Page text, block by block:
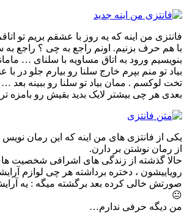
فانتزی من اینه که یه روز با عشقم بریم تو
با هم حرف بزنیم. اونم راجع به چی ؟ راجع
بنویسیم ورود به اتاق مساویه با سلنای …
بیاد تو منم بپرم خارج سلنا رو بیارم جلو در
تخت لوکسم . ممان بیاد تو سلنا رو ببینه
بعدی هر چی بیشتر لایک بدید بقیش رو بامزه
یکی از فانتزی های من اینه که این رمان
از رمان نوشتن بر دارن.
حالا گذشته از زندگی های اشرافی شخصیت
رویاییشون ، دختره برداشته هر چی لوازم
صورتش خالی کرده بعد برگشته میگه : یه
😐
من دیگه حرفی ندارم…